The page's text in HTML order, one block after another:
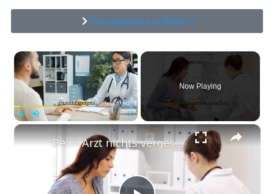
Hausapotheke auffüllen*
×
Now Playing
×
Beim Arzt nichts vergessen - Diese 5 Infos sind entscheidend!